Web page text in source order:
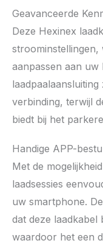
Geavanceerde
Deze Hexinex
aanpassen aan uw
verbinding, terwijl
biedt bij het
Handige APP-
Met de
laadsessies
uw smartphone.
dat deze laadkabel
waardoor het een